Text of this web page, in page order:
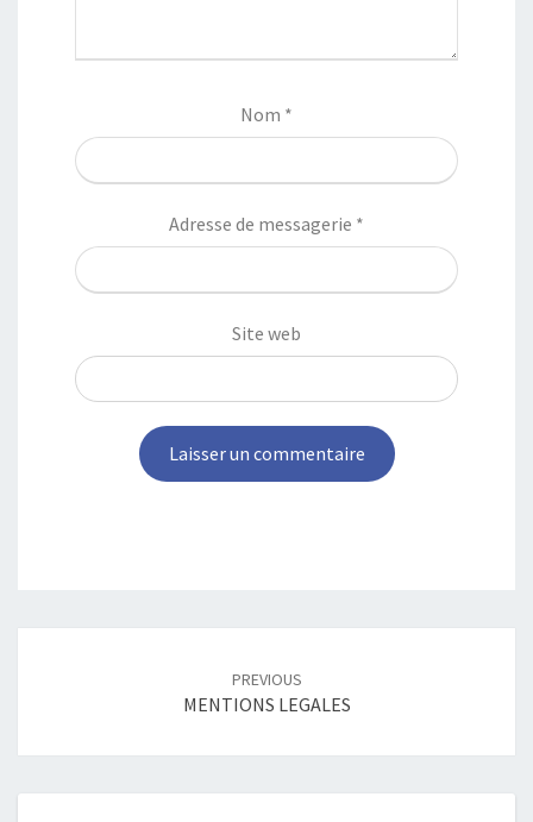
Nom *
Adresse de messagerie *
Site web
PREVIOUS
MENTIONS LEGALES